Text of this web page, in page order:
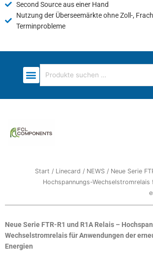
Second Source aus einer Hand
Nutzung der Überseemärkte ohne Zoll-,
Terminprobleme
Suchen
nach:
Start / Linecard / NEWS / Neue Serie
Hochspannungs-
Neue Serie FTR-R1 und R1A Relais –
Wechselstromrelais für Anwendungen der
Energien